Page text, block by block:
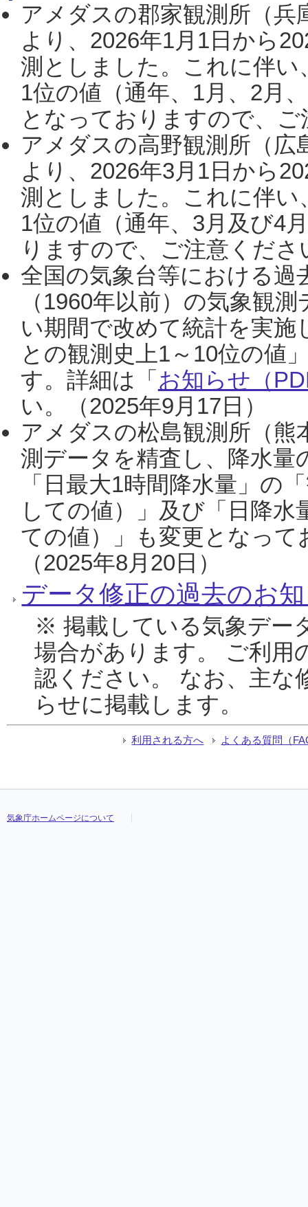
アメダスの郡家観測所（
より、2026年1月1日から
測としました。これに伴い
1位の値（通年、1月、2月
となっておりますので、
アメダスの高野観測所（
より、2026年3月1日から
測としました。これに伴い
1位の値（通年、3月及び4
りますので、ご注意くだ
全国の気象台等における過
（1960年以前）の気象観
い期間で改めて統計を実
との観測史上1～10位の値
す。詳細は「 お知らせ（
い。（2025年9月17日）
アメダスの松島観測所（熊
測データを精査し、降水
「日最大1時間降水量」の
しての値）」及び「日降
ての値）」も変更となっ
（2025年8月20日）
データ修正の過去のお
※ 掲載している気象デー
場合があります。 ご利用
認ください。 なお、主な
らせに掲載します。
利用される方へ よくある質問（
気象庁ホームページについて